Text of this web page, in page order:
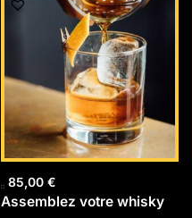
85,00 €
Assemblez votre whisky